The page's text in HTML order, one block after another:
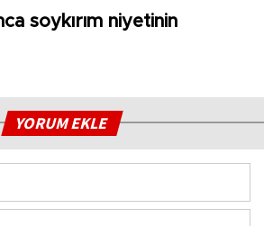
soykırım niyetinin
YORUM EKLE